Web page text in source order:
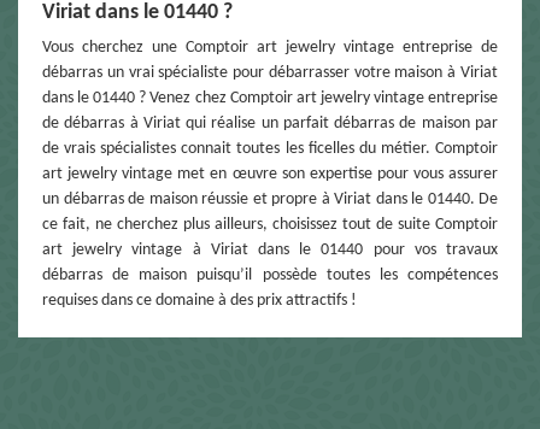
Viriat dans le 01440 ?
Vous cherchez une Comptoir art jewelry vintage entreprise de
débarras un vrai spécialiste pour débarrasser votre maison à Viriat
dans le 01440 ? Venez chez Comptoir art jewelry vintage entreprise
de débarras à Viriat qui réalise un parfait débarras de maison par
de vrais spécialistes connait toutes les ficelles du métier. Comptoir
art jewelry vintage met en œuvre son expertise pour vous assurer
un débarras de maison réussie et propre à Viriat dans le 01440. De
ce fait, ne cherchez plus ailleurs, choisissez tout de suite Comptoir
art jewelry vintage à Viriat dans le 01440 pour vos travaux
débarras de maison puisqu’il possède toutes les compétences
requises dans ce domaine à des prix attractifs !